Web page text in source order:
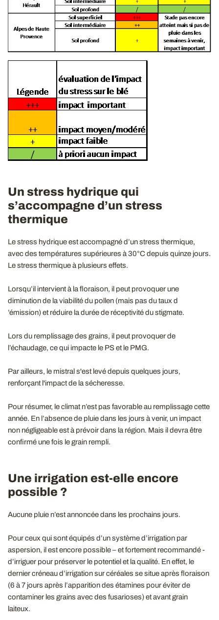
Un stress hydrique qui
s’accompagne d’un stress
thermique
Le stress hydrique est accompagné d’un stress thermique,
avec des températures supérieures à 30°C depuis quinze jours.
Le stress thermique à plusieurs effets.
Lorsqu’il intervient à la floraison, il peut provoquer une
diminution de la viabilité du pollen (mais pas du taux d
’émission) et réduire la durée de réceptivité du stigmate.
Lors du remplissage des grains, il peut provoquer de
l’échaudage, ce qui impacte le PS et le PMG.
Par ailleurs, le mistral s'est levé depuis quelques jours,
renforçant l'impact de la sécheresse.
Pour résumer, le climat n’est pas favorable au remplissage cette
année. En l’absence de pluie dans les jours à venir, un impact
non négligeable est à prévoir dans la région. Mais il devra être
confirmé une fois le grain rempli.
Une irrigation est-elle encore
possible ?
Aucune pluie n’est annoncée dans les prochains jours.
Pour ceux qui sont équipés d’un système d’irrigation par
aspersion, il est encore possible – et fortement recommandé -
d’irriguer pour préserver le potentiel et la qualité. En effet, le
dernier créneau d’irrigation sur céréales se situe après floraison
(6 à 7 jours après l’apparition des étamines pour éviter de
contaminer les grains avec des fusarioses) et avant grain
laiteux.